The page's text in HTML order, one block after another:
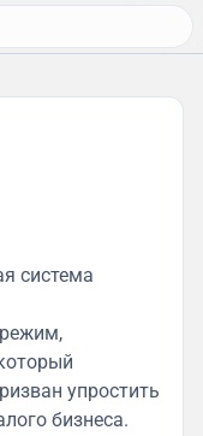
система
упростить
бизнеса.